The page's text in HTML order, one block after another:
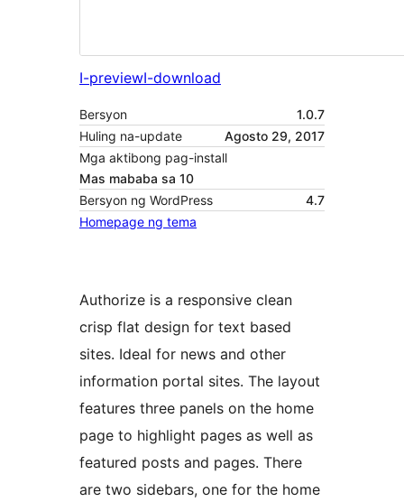
I-previewI-download
Bersyon
1.0.7
Huling na-update
Agosto 29, 2017
Mga aktibong pag-install
Mas mababa sa 10
Bersyon ng WordPress
4.7
Homepage ng tema
Authorize is a responsive clean
crisp flat design for text based
sites. Ideal for news and other
information portal sites. The layout
features three panels on the home
page to highlight pages as well as
featured posts and pages. There
are two sidebars, one for the home